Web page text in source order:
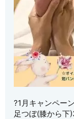
?1月キャンペー
足つぼ(膝から